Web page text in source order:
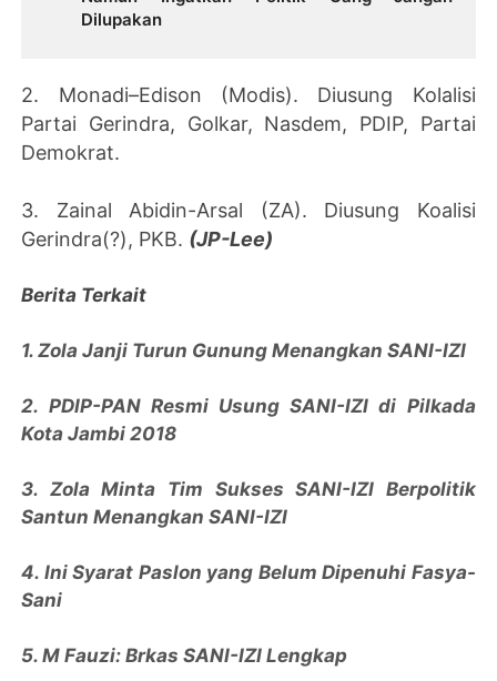
Dilupakan
2. Monadi–Edison (Modis). Diusung Kolalisi
Partai Gerindra, Golkar, Nasdem, PDIP, Partai
Demokrat.
3. Zainal Abidin-Arsal (ZA). Diusung Koalisi
Gerindra(?), PKB. (JP-Lee)
Berita Terkait
1. Zola Janji Turun Gunung Menangkan SANI-IZI
2. PDIP-PAN Resmi Usung SANI-IZI di Pilkada
Kota Jambi 2018
3. Zola Minta Tim Sukses SANI-IZI Berpolitik
Santun Menangkan SANI-IZI
4. Ini Syarat Paslon yang Belum Dipenuhi Fasya-
Sani
5. M Fauzi: Brkas SANI-IZI Lengkap